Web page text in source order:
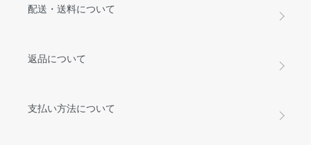
配送・送料について
返品について
支払い方法について